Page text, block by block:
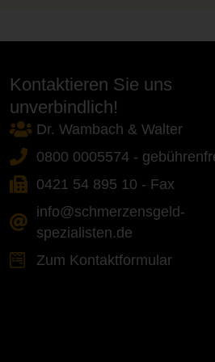
Kontaktieren Sie uns
unverbindlich!
Dr. Wambach & Walter
0800 0005574 -
0421 54 895 10 - Fax
info@schmerzensgeld-
spezialisten.de
Zum Kontaktformular